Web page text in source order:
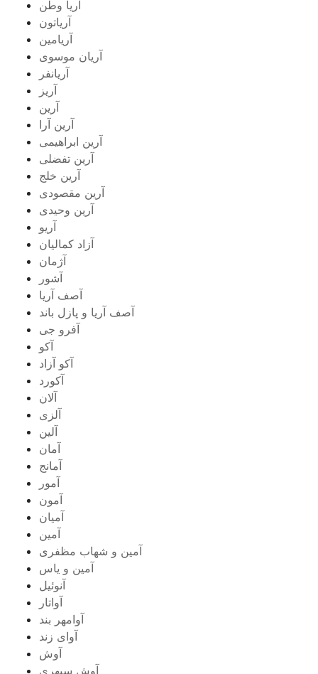
آریا وطن
آریاتون
آریامین
آریان موسوی
آریانفر
آریز
آرین
آرین آرا
آرین ابراهیمی
آرین تفضلی
آرین خلج
آرین مقصودی
آرین وحیدی
آریو
آزاد کمالیان
آژمان
آشور
آصف آریا
آصف آریا و پازل باند
آفرو جی
آکو
آکو آزاد
آکورد
آلان
آلزی
آلین
آمان
آمانج
آمور
آمون
آمیان
آمین
آمین و شهاب مظفری
آمین و یاس
آنوئیل
آواتار
آوامهر بند
آوای زند
آوش
آوش سپهری